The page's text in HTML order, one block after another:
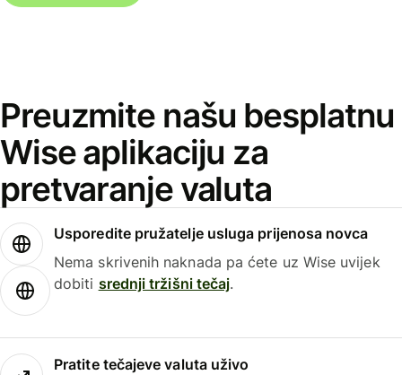
Preuzmite našu besplatnu
Wise aplikaciju za
pretvaranje valuta
Usporedite pružatelje usluga prijenosa novca
Nema skrivenih naknada pa ćete uz Wise uvijek
dobiti srednji tržišni tečaj.
Pratite tečajeve valuta uživo